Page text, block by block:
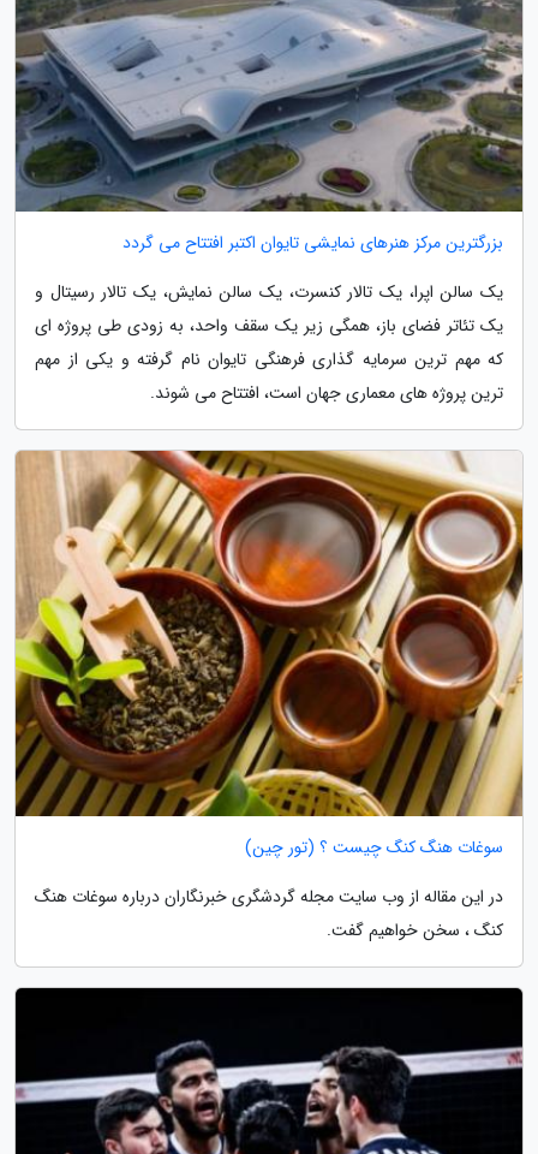
بزرگترین مرکز هنرهای نمایشی تایوان اکتبر افتتاح می گردد
یک سالن اپرا، یک تالار کنسرت، یک سالن نمایش، یک تالار رسیتال و
یک تئاتر فضای باز، همگی زیر یک سقف واحد، به زودی طی پروژه ای
که مهم ترین سرمایه گذاری فرهنگی تایوان نام گرفته و یکی از مهم
ترین پروژه های معماری جهان است، افتتاح می شوند.
سوغات هنگ کنگ چیست ؟ (تور چین)
در این مقاله از وب سایت مجله گردشگری خبرنگاران درباره سوغات هنگ
کنگ ، سخن خواهیم گفت.